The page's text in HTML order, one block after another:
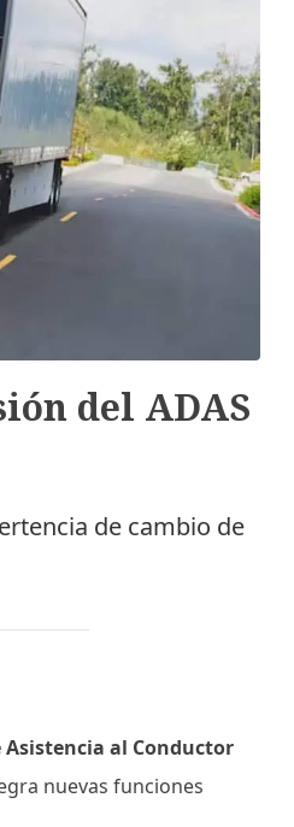
del ADAS
de cambio de
al Conductor
nuevas funciones